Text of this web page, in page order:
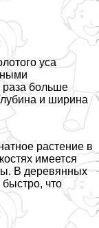
уса
больше
и ширина
растение в
имеется
В деревянных
что